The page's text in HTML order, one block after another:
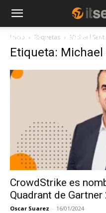
NOTICIAS
Inicio Etiquetas Michael
Etiqueta: Michael
CrowdStrike es
Quadrant de Gartner
Oscar Suarez - 16/01/2024